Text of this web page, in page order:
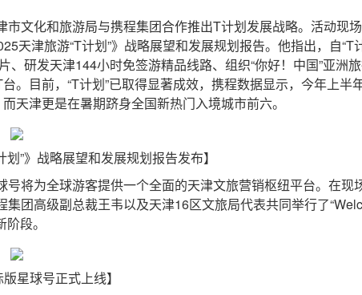
文化和旅游局与携程集团合作推出T计划发展战略。活动现
津旅游“T计划”》战略展望和发展规划报告。他指出，自“T
研发天津144小时免签游精品线路、组织“你好！中国”亚洲
。目前，“T计划”已取得显著成效，携程数据显示，今年上半
天津更是在暑期跻身全国新热门入境城市前六。
划”》战略展望和发展规划报告发布】
将为全球游客提供一个全面的天津文旅营销枢纽平台。在现
团高级副总裁王韦以及天津16区文旅局代表共同举行了
段。
版星球号正式上线】